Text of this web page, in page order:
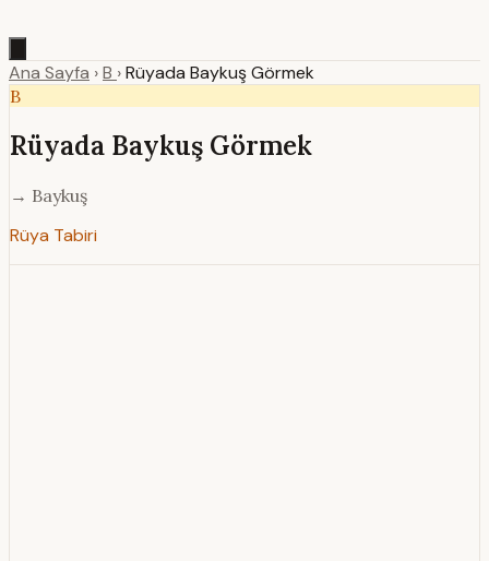
Ana Sayfa ›B ›Rüyada Baykuş Görmek
B
Rüyada Baykuş Görmek
→ Baykuş
Rüya Tabiri